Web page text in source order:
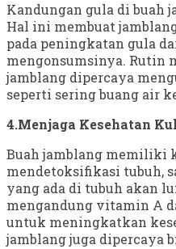
Kandungan gula di buah
Hal ini membuat
pada peningkatan gula
mengonsumsinya. Rutin
jamblang dipercaya
seperti sering buang air
4.Menjaga Kesehatan
Buah jamblang memiliki
mendetoksifikasi tubuh,
yang ada di tubuh akan
mengandung vitamin A
untuk meningkatkan
jamblang juga dipercaya